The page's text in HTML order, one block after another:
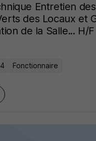
Entretien des
des Locaux et
de la Salle... H/F
Fonctionnaire